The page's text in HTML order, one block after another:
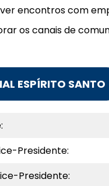
encontros com
os canais de
ESPÍRITO SANTO
Presidente:
Presidente: